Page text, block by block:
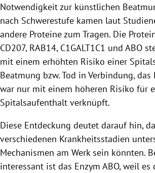
Notwendigkeit zur künstlichen
nach Schwerestufe kamen laut
andere Proteine zum Tragen. Die
CD207, RAB14, C1GALT1C1 und ABO
mit einem erhöhten Risiko einer
Beatmung bzw. Tod in Verbindung, das
war nur mit einem höheren Risiko für
Spitalsaufenthalt verknüpft.
Diese Entdeckung deutet darauf hin,
verschiedenen Krankheitsstadien
Mechanismen am Werk sein könnten.
interessant ist das Enzym ABO, weil es